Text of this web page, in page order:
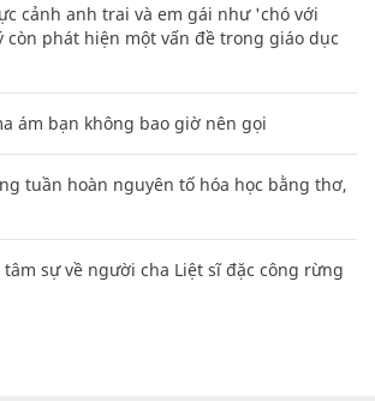
cảnh anh trai và em gái như 'chó với
phát hiện một vấn đề trong giáo dục
ám bạn không bao giờ nên gọi
tuần hoàn nguyên tố hóa học bằng thơ,
tâm sự về người cha Liệt sĩ đặc công rừng